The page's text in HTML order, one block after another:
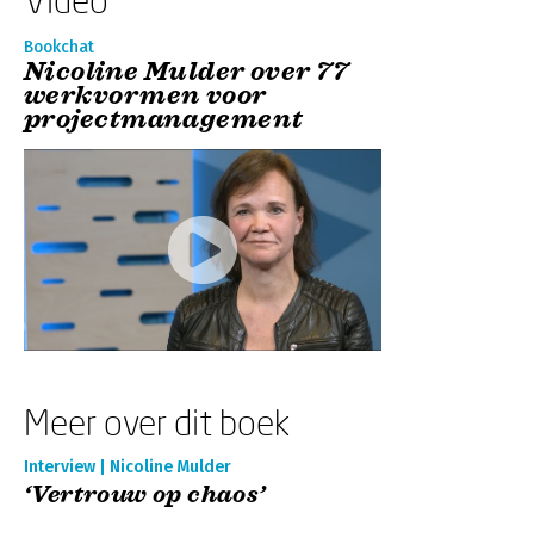
Bookchat
Nicoline Mulder over 77
werkvormen voor
projectmanagement
Meer over dit boek
Interview | Nicoline Mulder
‘Vertrouw op chaos’